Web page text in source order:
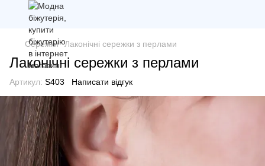
Сережки Лаконічні сережки з перлами
Лаконічні сережки з перлами
Артикул: S403 Написати відгук